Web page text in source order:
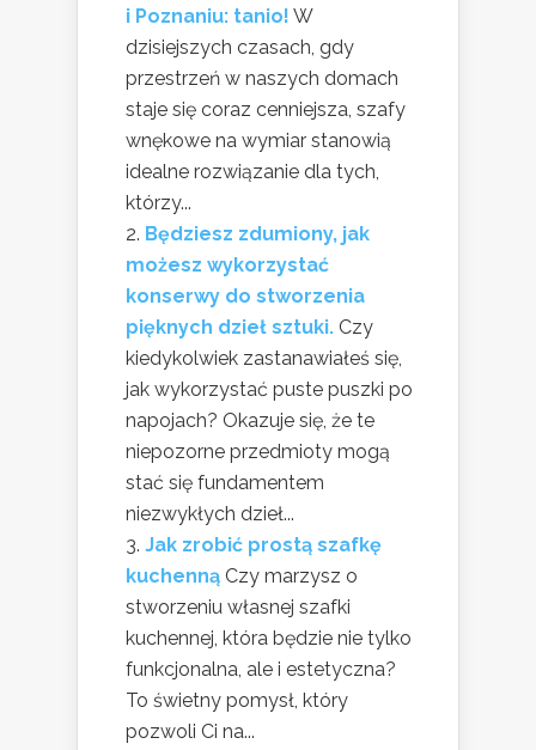
i Poznaniu: tanio! W
dzisiejszych czasach, gdy
przestrzeń w naszych domach
staje się coraz cenniejsza, szafy
wnękowe na wymiar stanowią
idealne rozwiązanie dla tych,
którzy...
Będziesz zdumiony, jak
możesz wykorzystać
konserwy do stworzenia
pięknych dzieł sztuki. Czy
kiedykolwiek zastanawiałeś się,
jak wykorzystać puste puszki po
napojach? Okazuje się, że te
niepozorne przedmioty mogą
stać się fundamentem
niezwykłych dzieł...
Jak zrobić prostą szafkę
kuchenną Czy marzysz o
stworzeniu własnej szafki
kuchennej, która będzie nie tylko
funkcjonalna, ale i estetyczna?
To świetny pomysł, który
pozwoli Ci na...